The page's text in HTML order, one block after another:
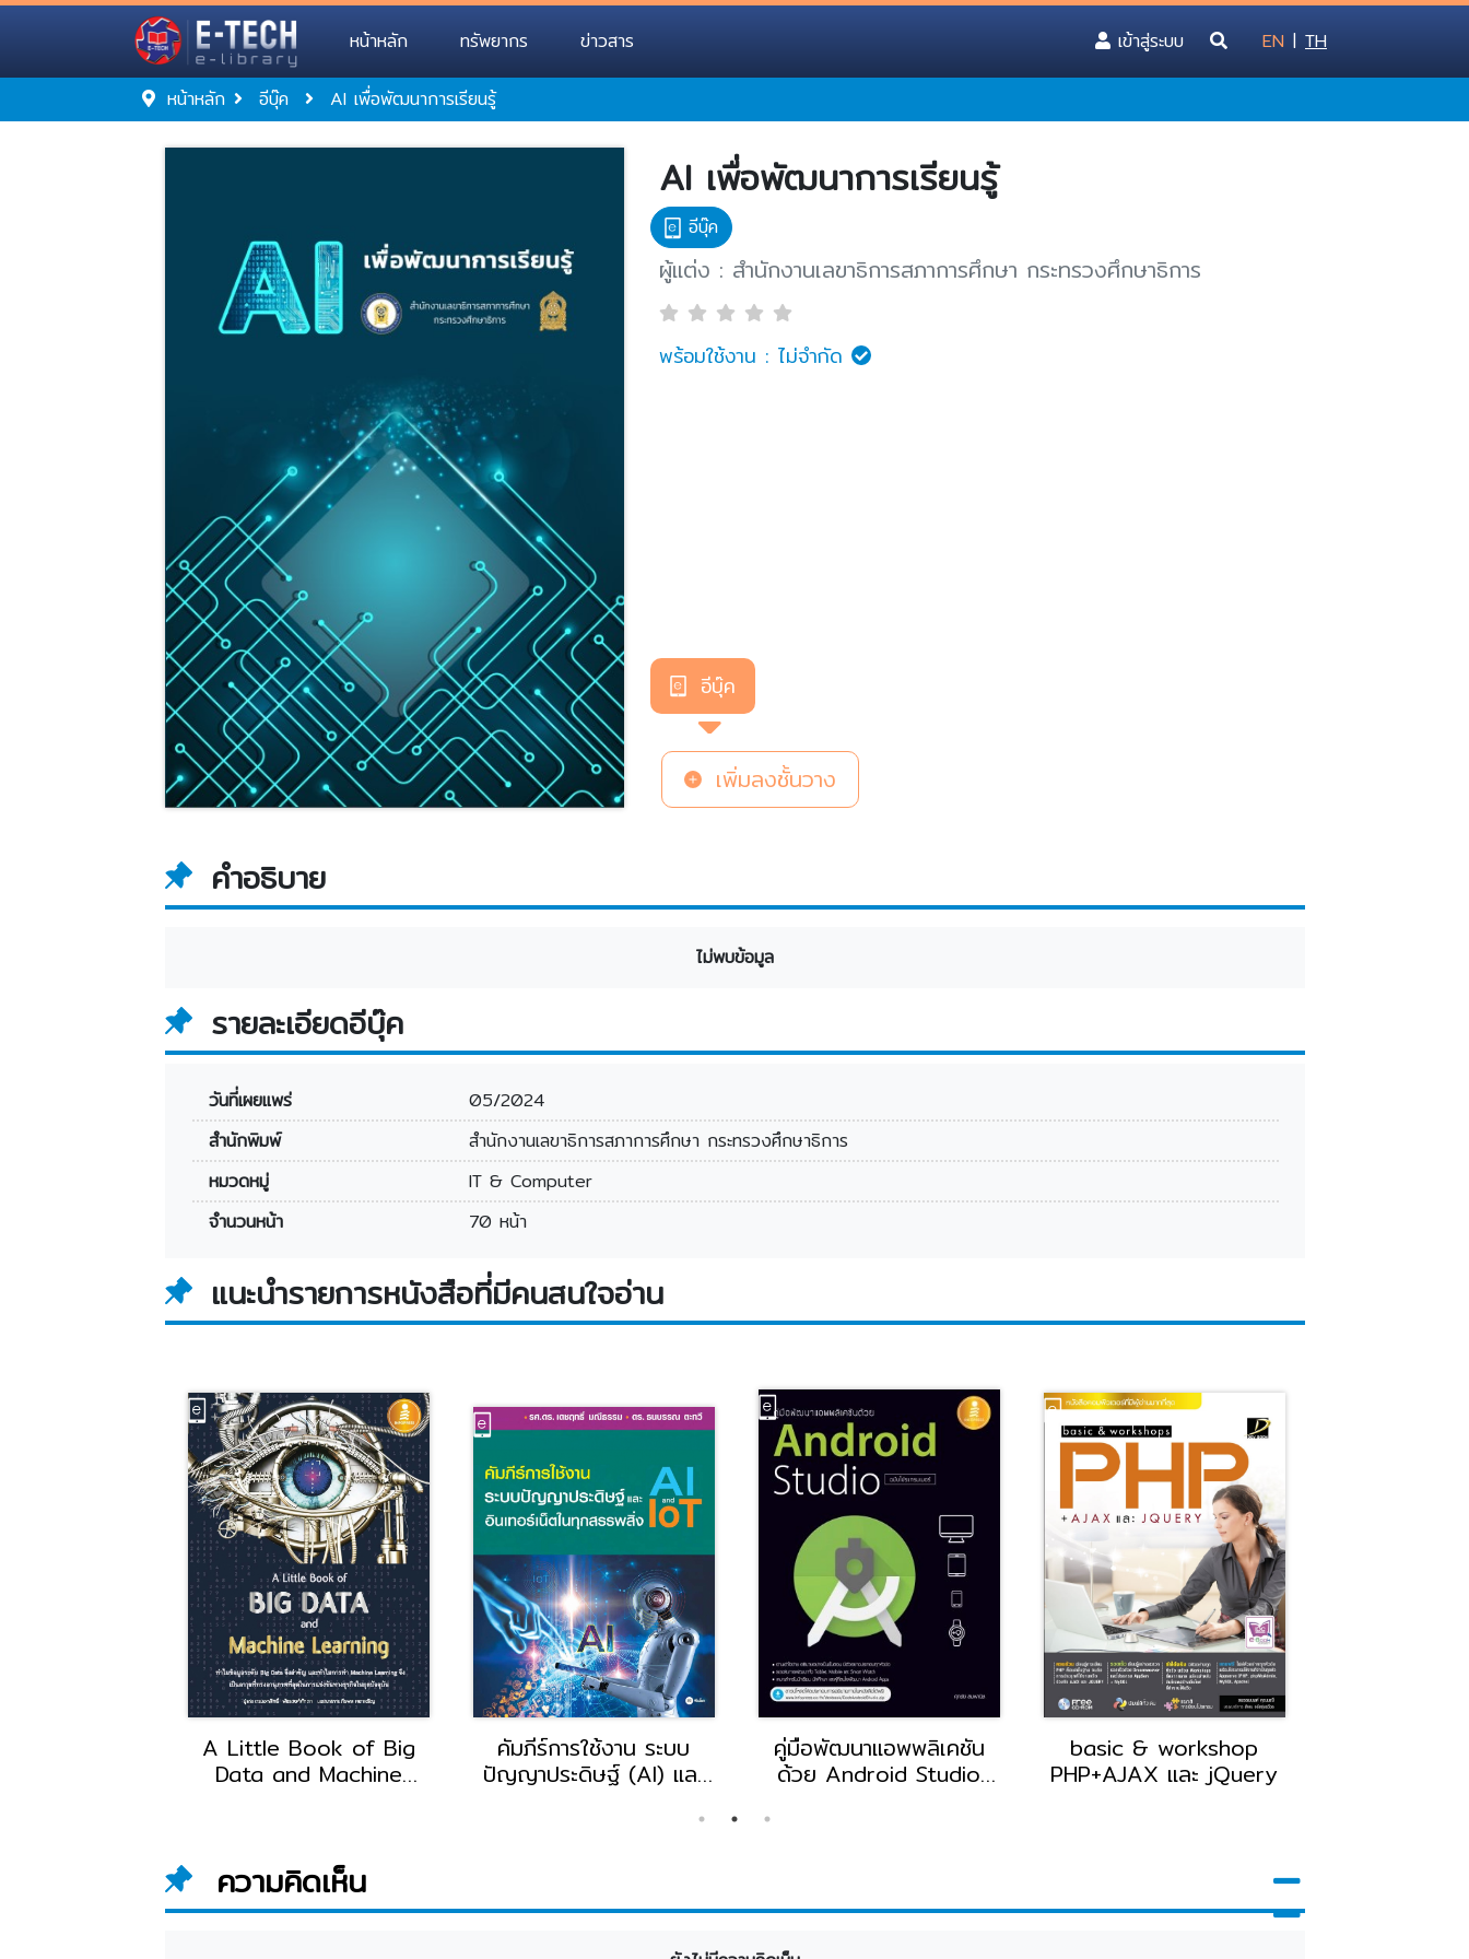
หน้าหลัก ทรัพยากร ข่าวสาร เข้าสู่ระบบ(current) EN | TH
หน้าหลัก อีบุ๊ค AI เพื่อพัฒนาการเรียนรู้
AI เพื่อพัฒนาการเรียนรู้
อีบุ๊ค
ผู้แต่ง : สำนักงานเลขาธิการสภาการศึกษา กระทรวงศึกษาธิการ
พร้อมใช้งาน : ไม่จำกัด
อีบุ๊ค
เพิ่มลงชั้นวาง
คำอธิบาย
ไม่พบข้อมูล
รายละเอียดอีบุ๊ค
วันที่เผยแพร่
05/2024
สำนักพิมพ์
สำนักงานเลขาธิการสภาการศึกษา กระทรวงศึกษาธิการ
หมวดหมู่
IT & Computer
จำนวนหน้า
70 หน้า
แนะนำรายการหนังสือที่มีคนสนใจอ่าน
A Little Book of Big
Data and Machine
คัมภีร์การใช้งาน ระบบ
ปัญญาประดิษฐ์ (AI) และ
คู่มือพัฒนาแอพพลิเคชัน
ด้วย Android Studio
basic & workshop
PHP+AJAX และ jQuery
ความคิดเห็น